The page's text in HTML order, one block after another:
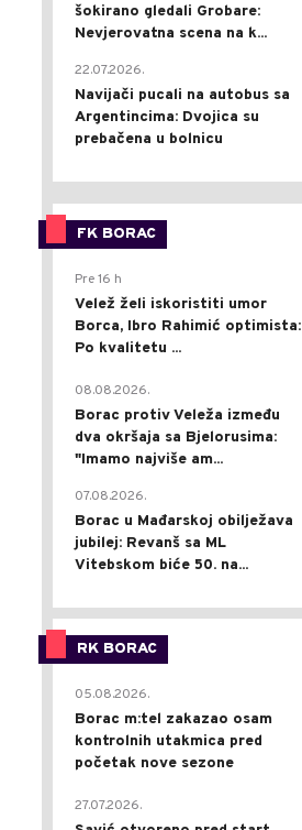
šokirano gledali Grobare:
Nevjerovatna scena na k...
22.07.2026.
Navijači pucali na autobus sa
Argentincima: Dvojica su
prebačena u bolnicu
FK BORAC
Pre 16 h
Velež želi iskoristiti umor
Borca, Ibro Rahimić optimista:
Po kvalitetu ...
08.08.2026.
Borac protiv Veleža između
dva okršaja sa Bjelorusima:
"Imamo najviše am...
07.08.2026.
Borac u Mađarskoj obilježava
jubilej: Revanš sa ML
Vitebskom biće 50. na...
RK BORAC
05.08.2026.
Borac m:tel zakazao osam
kontrolnih utakmica pred
početak nove sezone
27.07.2026.